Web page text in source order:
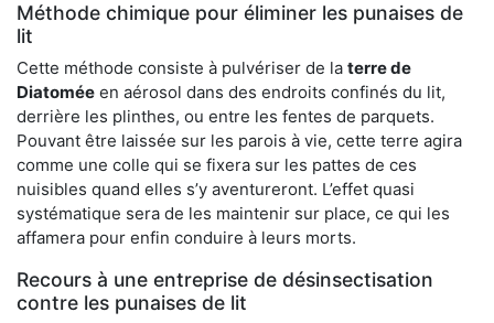
Méthode chimique pour éliminer les punaises de
lit
Cette méthode consiste à pulvériser de la terre de
Diatomée en aérosol dans des endroits confinés du lit,
derrière les plinthes, ou entre les fentes de parquets.
Pouvant être laissée sur les parois à vie, cette terre agira
comme une colle qui se fixera sur les pattes de ces
nuisibles quand elles s’y aventureront. L’effet quasi
systématique sera de les maintenir sur place, ce qui les
affamera pour enfin conduire à leurs morts.
Recours à une entreprise de désinsectisation
contre les punaises de lit